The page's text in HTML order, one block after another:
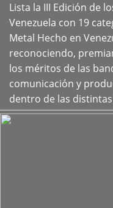
Lista la III Edición de
Venezuela con 19
Metal Hecho en
reconociendo,
los méritos de las
comunicación y
dentro de las